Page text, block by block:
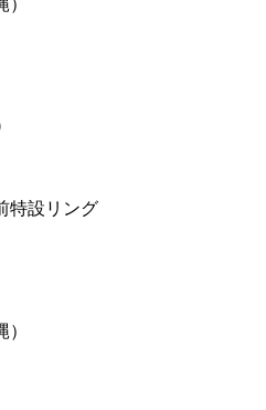
特設リング